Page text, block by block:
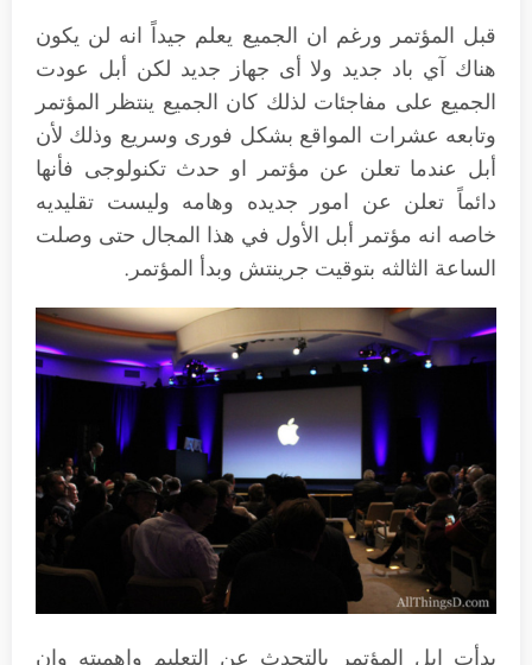
قبل المؤتمر ورغم ان الجميع يعلم جيداً انه لن يكون
هناك آي باد جديد ولا أى جهاز جديد لكن أبل عودت
الجميع على مفاجئات لذلك كان الجميع ينتظر المؤتمر
وتابعه عشرات المواقع بشكل فورى وسريع وذلك لأن
أبل عندما تعلن عن مؤتمر او حدث تكنولوجى فأنها
دائماً تعلن عن امور جديده وهامه وليست تقليديه
خاصه انه مؤتمر أبل الأول في هذا المجال حتى وصلت
الساعة الثالثه بتوقيت جرينتش وبدأ المؤتمر.
بدأت ابل المؤتمر بالتحدث عن التعليم واهميته وان